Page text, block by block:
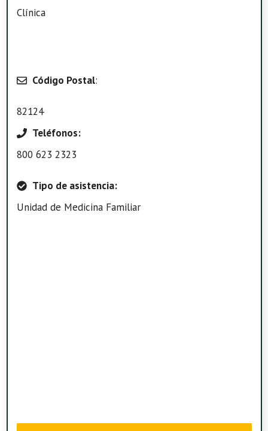
Clínica
Código Postal:
82124
Teléfonos:
800 623 2323
Tipo de asistencia:
Unidad de Medicina Familiar